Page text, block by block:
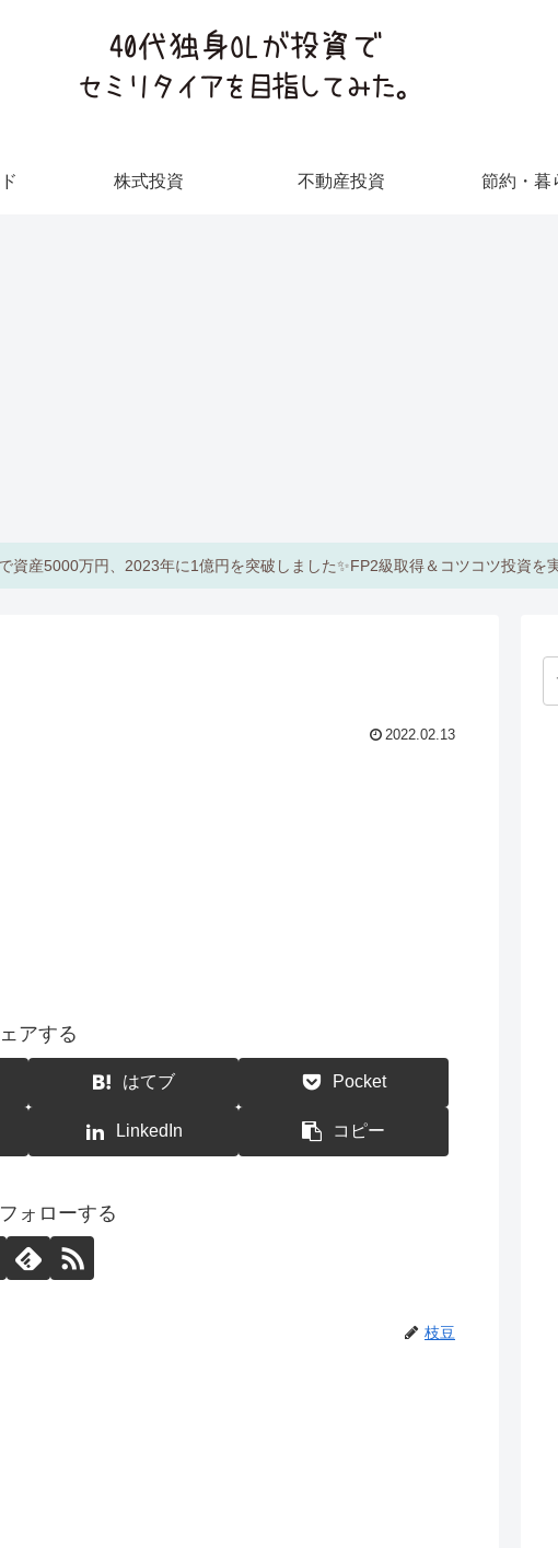
株式投資 不動産投資 節約・暮
資産5000万円、2023年に1億円を突破しました✨FP2級取得＆コツコツ投資を
2022.02.13
アする
はてブ Pocket
LinkedIn コピー
ォローする
枝豆